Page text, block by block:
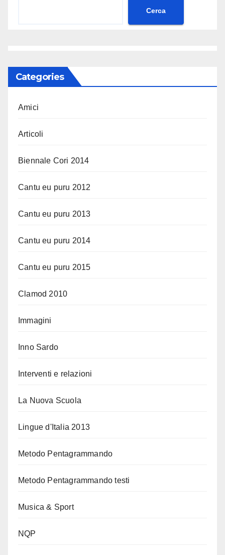
Cerca
Categories
Amici
Articoli
Biennale Cori 2014
Cantu eu puru 2012
Cantu eu puru 2013
Cantu eu puru 2014
Cantu eu puru 2015
Clamod 2010
Immagini
Inno Sardo
Interventi e relazioni
La Nuova Scuola
Lingue d'Italia 2013
Metodo Pentagrammando
Metodo Pentagrammando testi
Musica & Sport
NQP